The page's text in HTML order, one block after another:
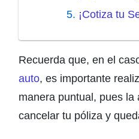
¡Cotiza tu
Recuerda que, en el
auto, es importante
manera puntual, pues la
cancelar tu póliza y